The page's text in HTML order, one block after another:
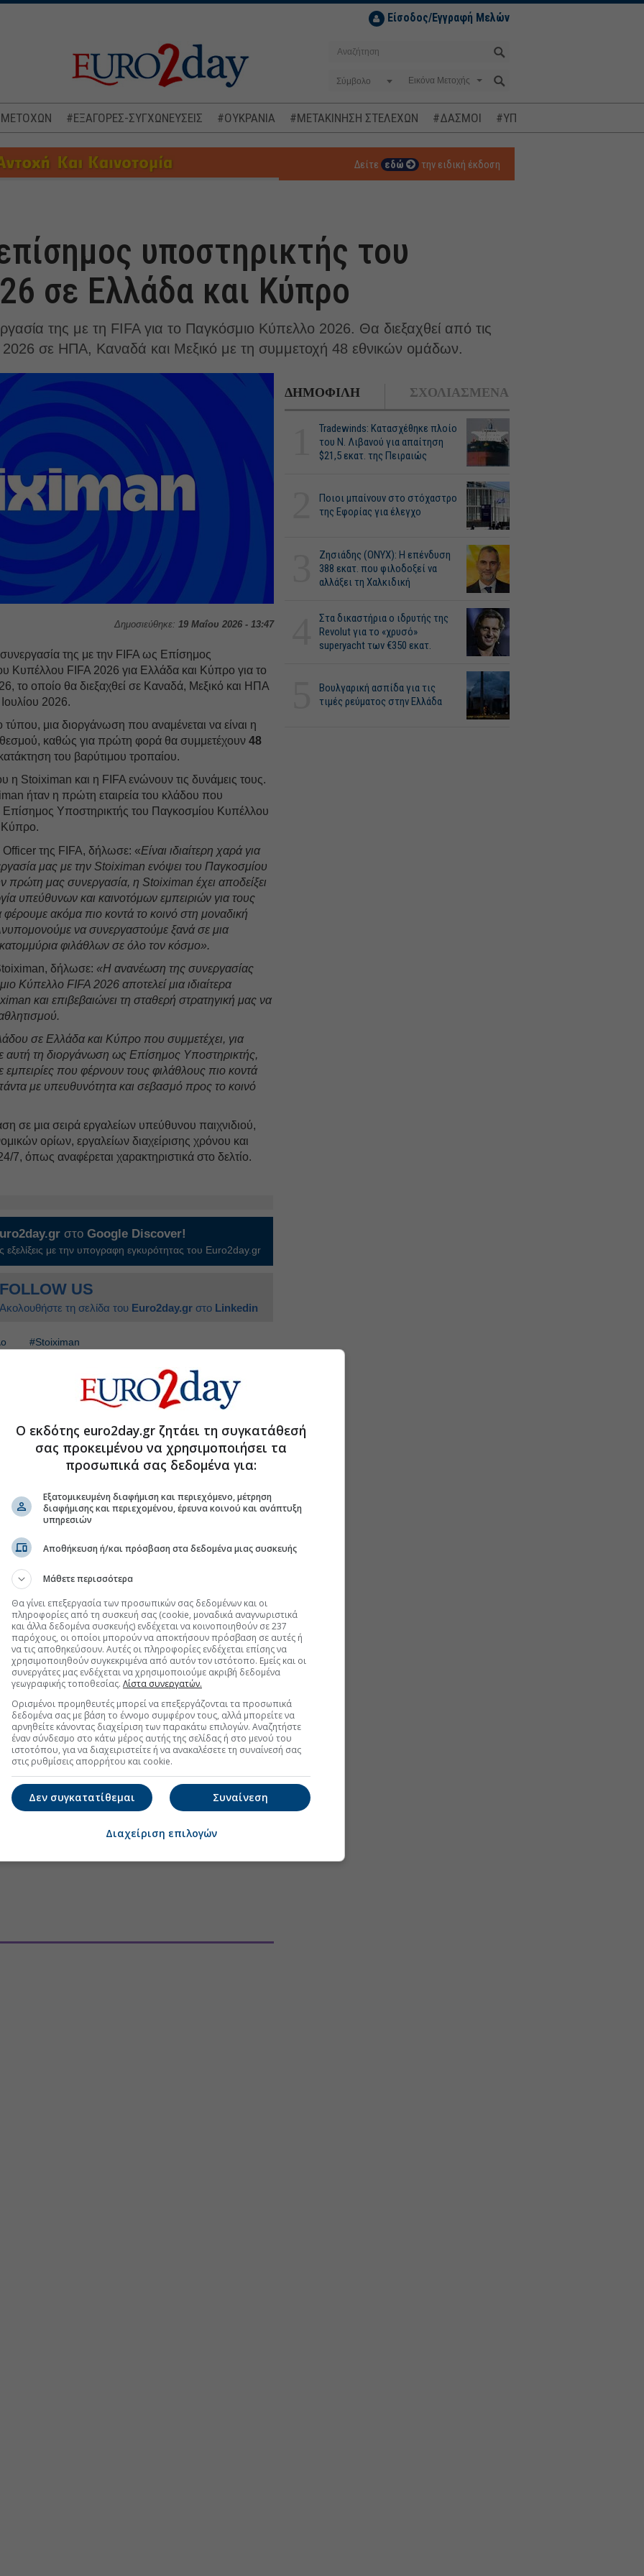
Είσοδος/Εγγραφή Μελών
Σύμβολο
ΜΕΤΟΧΩΝ #ΕΞΑΓΟΡΕΣ-ΣΥΓΧΩΝΕΥΣΕΙΣ #ΟΥΚΡΑΝΙΑ #ΜΕΤΑΚΙΝΗΣΗ ΣΤΕΛΕΧΩΝ #ΔΑΣΜΟΙ #ΥΠΟΚΛΟΠΕΣ
Δείτε εδώ την ειδική έκδοση
υποστηρικτής του
σε Ελλάδα και Κύπρο
της με τη FIFA για το Παγκόσμιο Κύπελλο 2026. Θα διεξαχθεί από τις
2026 σε ΗΠΑ, Καναδά και Μεξικό με τη συμμετοχή 48 εθνικών ομάδων.
Δημοσιεύθηκε: 19 Μαΐου 2026 - 13:47
συνεργασία της με την FIFA ως Επίσημος
Κυπέλλου FIFA 2026 για Ελλάδα και Κύπρο για το
το οποίο θα διεξαχθεί σε Καναδά, Μεξικό και ΗΠΑ
2026.
τύπου, μια διοργάνωση που αναμένεται να είναι η
θεσμού, καθώς για πρώτη φορά θα συμμετέχουν48
του βαρύτιμου τροπαίου.
η Stoiximan και η FIFA ενώνουν τις δυνάμεις τους.
ήταν η πρώτη εταιρεία του κλάδου που
Υποστηρικτής του Παγκοσμίου Κυπέλλου
Κύπρο.
της FIFA, δήλωσε: «Είναι ιδιαίτερη χαρά για
μας με την Stoiximan ενόψει του Παγκοσμίου
μας συνεργασία, η Stoiximan έχει αποδείξει
υπεύθυνων και καινοτόμων εμπειριών για τους
ακόμα πιο κοντά το κοινό στη μοναδική
να συνεργαστούμε ξανά σε μια
φιλάθλων σε όλο τον κόσμο».
δήλωσε:«Η ανανέωση της συνεργασίας
Κύπελλο FIFA 2026 αποτελεί μια ιδιαίτερα
και επιβεβαιώνει τη σταθερή στρατηγική μας να
σε Ελλάδα και Κύπρο που συμμετέχει, για
αυτή τη διοργάνωση ως Επίσημος Υποστηρικτής,
εμπειρίες που φέρνουν τους φιλάθλους πιο κοντά
με υπευθυνότητα και σεβασμό προς το κοινό
σε μια σειρά εργαλείων υπεύθυνου παιχνιδιού,
ορίων, εργαλείων διαχείρισης χρόνου και
7, όπως αναφέρεται χαρακτηριστικά στο δελτίο.
στοGoogle Discover!
εξελίξεις με την υπογραφη εγκυρότητας του Euro2day.gr
FOLLOW US
Ακολουθήστε τη σελίδα του Euro2day.gr στο Linkedin
#Stoiximan
εργασιακό περιβάλλον στην Ελλάδα η
της FIFA να πουλήσει μερίδιο σε
για την πώληση μεριδίου $20 δισ.
ύποπτα στοιχήματα σε πλατφόρμες
στο Discover
ΔΗΜΟΦΙΛΗ ΣΧΟΛΙΑΣΜΕΝΑ
Tradewinds: Κατασχέθηκε πλοίο
του Ν. Λιβανού για απαίτηση
$21,5 εκατ. της Πειραιώς
Ποιοι μπαίνουν στο στόχαστρο
της Εφορίας για έλεγχο
Ζησιάδης (ONYX): Η επένδυση
388 εκατ. που φιλοδοξεί να
αλλάξει τη Χαλκιδική
Στα δικαστήρια ο ιδρυτής της
Revolut για το «χρυσό»
superyacht των €350 εκατ.
Βουλγαρική ασπίδα για τις
τιμές ρεύματος στην Ελλάδα
Ο εκδότης euro2day.gr ζητάει τη συγκατάθεσή
σας προκειμένου να χρησιμοποιήσει τα
προσωπικά σας δεδομένα για:
Εξατομικευμένη διαφήμιση και περιεχόμενο, μέτρηση
διαφήμισης και περιεχομένου, έρευνα κοινού και ανάπτυξη
υπηρεσιών
Αποθήκευση ή/και πρόσβαση στα δεδομένα μιας συσκευής
Μάθετε περισσότερα
Θα γίνει επεξεργασία των προσωπικών σας δεδομένων και οι
πληροφορίες από τη συσκευή σας (cookie, μοναδικά αναγνωριστικά
και άλλα δεδομένα συσκευής) ενδέχεται να κοινοποιηθούν σε 237
παρόχους, οι οποίοι μπορούν να αποκτήσουν πρόσβαση σε αυτές ή
να τις αποθηκεύσουν. Αυτές οι πληροφορίες ενδέχεται επίσης να
χρησιμοποιηθούν συγκεκριμένα από αυτόν τον ιστότοπο. Εμείς και οι
συνεργάτες μας ενδέχεται να χρησιμοποιούμε ακριβή δεδομένα
γεωγραφικής τοποθεσίας. Λίστα συνεργατών.
Ορισμένοι προμηθευτές μπορεί να επεξεργάζονται τα προσωπικά
δεδομένα σας με βάση το έννομο συμφέρον τους, αλλά μπορείτε να
αρνηθείτε κάνοντας διαχείριση των παρακάτω επιλογών. Αναζητήστε
έναν σύνδεσμο στο κάτω μέρος αυτής της σελίδας ή στο μενού του
ιστοτόπου, για να διαχειριστείτε ή να ανακαλέσετε τη συναίνεσή σας
στις ρυθμίσεις απορρήτου και cookie.
Συναίνεση
Δεν συγκατατίθεμαι
Διαχείριση επιλογών